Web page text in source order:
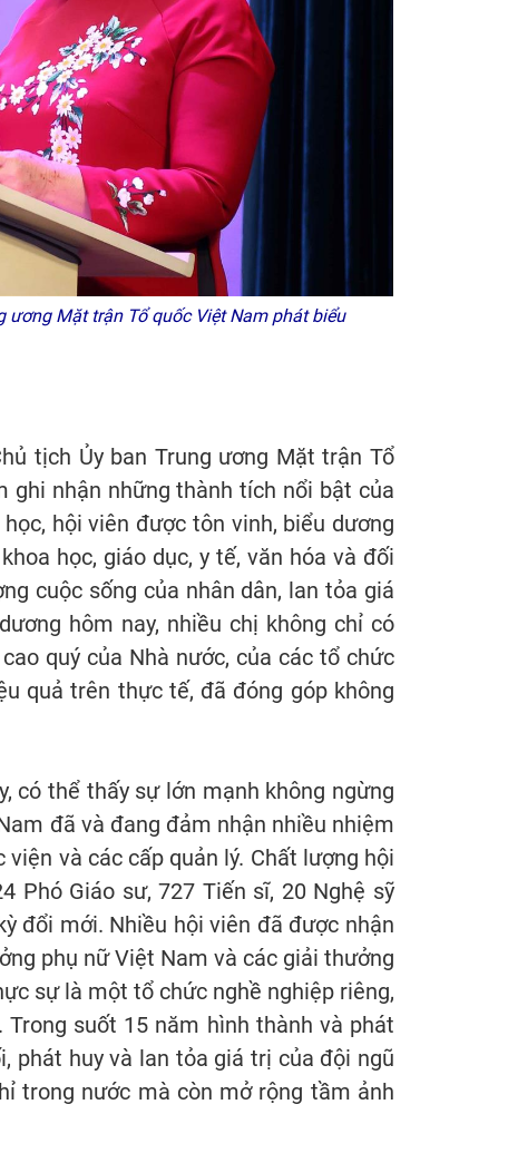
ương Mặt trận Tổ quốc Việt Nam phát biểu
tịch Ủy ban Trung ương Mặt trận Tổ
ghi nhận những thành tích nổi bật của
hội viên được tôn vinh, biểu dương
học, giáo dục, y tế, văn hóa và đối
cuộc sống của nhân dân, lan tỏa giá
hôm nay, nhiều chị không chỉ có
quý của Nhà nước, của các tổ chức
quả trên thực tế, đã đóng góp không
có thể thấy sự lớn mạnh không ngừng
đã và đang đảm nhận nhiều nhiệm
và các cấp quản lý. Chất lượng hội
Phó Giáo sư, 727 Tiến sĩ, 20 Nghệ sỹ
đổi mới. Nhiều hội viên đã được nhận
phụ nữ Việt Nam và các giải thưởng
sự là một tổ chức nghề nghiệp riêng,
suốt 15 năm hình thành và phát
phát huy và lan tỏa giá trị của đội ngũ
trong nước mà còn mở rộng tầm ảnh